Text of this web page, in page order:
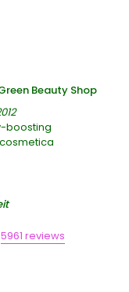
Beauty Shop
boosting
5961 reviews